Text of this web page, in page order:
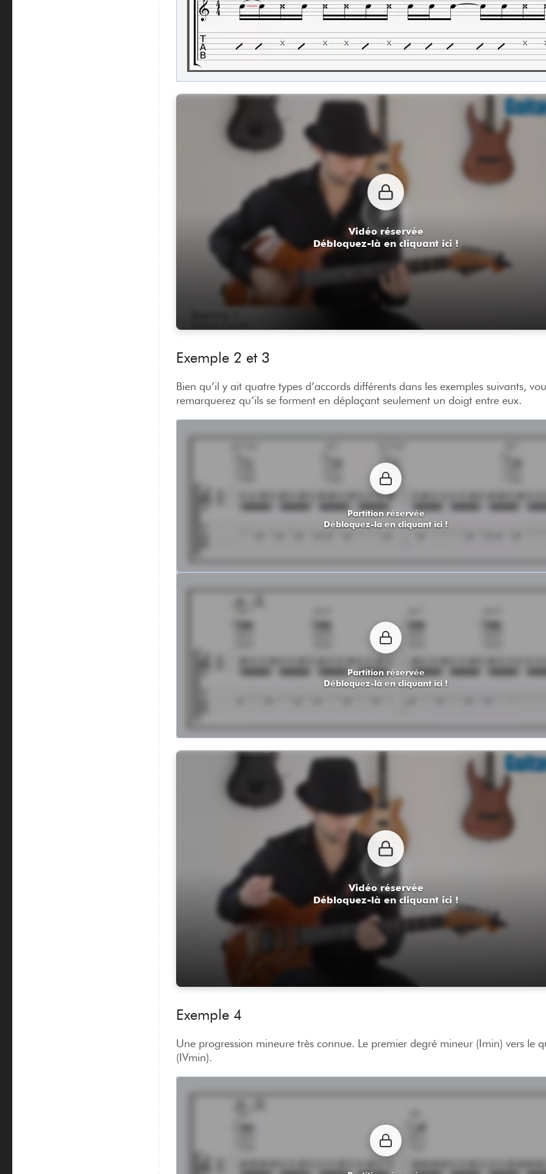
Vidéo réservée
Débloquez-là en cliquant ici !
Exemple 2 et 3
Bien qu’il y ait quatre types d’accords différents dans les exemples suivants,
remarquerez qu’ils se forment en déplaçant seulement un doigt entre eux.
Partition réservée
Débloquez-là en cliquant ici !
Partition réservée
Débloquez-là en cliquant ici !
Vidéo réservée
Débloquez-là en cliquant ici !
Exemple 4
Une progression mineure très connue. Le premier degré mineur (Imin) vers le
(IVmin).